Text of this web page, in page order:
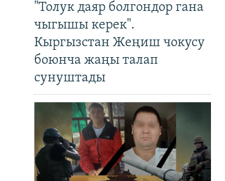
"Толук даяр болгондор гана
чыгышы керек".
Кыргызстан Жеңиш чокусу
боюнча жаңы талап
сунуштады